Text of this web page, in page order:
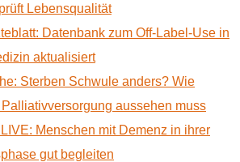
Lebensqualität
Datenbank zum Off-Label-Use in
aktualisiert
Sterben Schwule anders? Wie
aussehen muss
Menschen mit Demenz in ihrer
gut begleiten